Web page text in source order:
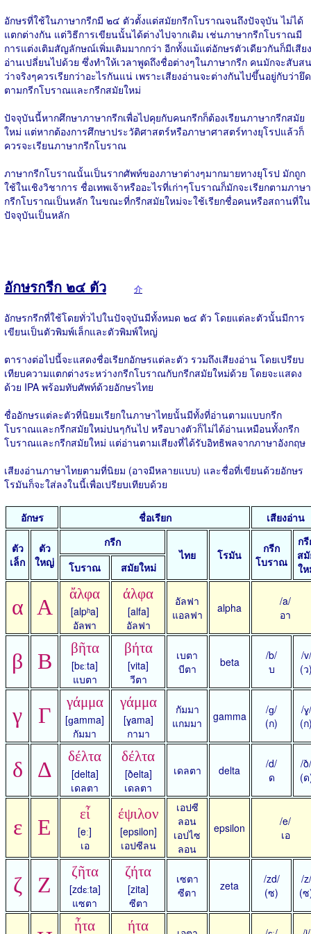
อักษรที่ใช้ในภาษากรีกมี ๒๔ ตัวตั้งแต่สมัยกรีกโบราณจนถึงปัจจุบัน ไม่ได้
แตกต่างกัน แต่วิธีการเขียนนั้นได้ต่างไปจากเดิม เช่นภาษากรีกโบราณมี
การแต่งเติมสัญลักษณ์เพิ่มเติมมากกว่า อีกทั้งแม้แต่อักษรตัวเดียวกันก็มีเสียง
อ่านเปลี่ยนไปด้วย ซึ่งทำให้เวลาพูดถึงชื่อต่างๆในภาษากรีก คนมักจะสับสน
ว่าจริงๆควรเรียกว่าอะไรกันแน่ เพราะเสียงอ่านจะต่างกันไปขึ้นอยู่กับว่ายึด
ตามกรีกโบราณและกรีกสมัยใหม่
ปัจจุบันนี้หากศึกษาภาษากรีกเพื่อไปคุยกับคนกรีกก็ต้องเรียนภาษากรีกสมัย
ใหม่ แต่หากต้องการศึกษาประวัติศาสตร์หรือภาษาศาสตร์ทางยุโรปแล้วก็
ควรจะเรียนภาษากรีกโบราณ
ภาษากรีกโบราณนั้นเป็นรากศัพท์ของภาษาต่างๆมากมายทางยุโรป มักถูก
ใช้ในเชิงวิชาการ ชื่อเทพเจ้าหรืออะไรที่เก่าๆโบราณก็มักจะเรียกตามภาษา
กรีกโบราณเป็นหลัก ในขณะที่กรีกสมัยใหม่จะใช้เรียกชื่อคนหรือสถานที่ใน
ปัจจุบันเป็นหลัก
อักษรกรีก ๒๔ ตัว 介
อักษรกรีกที่ใช้โดยทั่วไปในปัจจุบันมีทั้งหมด ๒๔ ตัว โดยแต่ละตัวนั้นมีการ
เขียนเป็นตัวพิมพ์เล็กและตัวพิมพ์ใหญ่
ตารางต่อไปนี้จะแสดงชื่อเรียกอักษรแต่ละตัว รวมถึงเสียงอ่าน โดยเปรียบ
เทียบความแตกต่างระหว่างกรีกโบราณกับกรีกสมัยใหม่ด้วย โดยจะแสดง
ด้วย IPA พร้อมทับศัพท์ด้วยอักษรไทย
ชื่ออักษรแต่ละตัวที่นิยมเรียกในภาษาไทยนั้นมีทั้งที่อ่านตามแบบกรีก
โบราณและกรีกสมัยใหม่ปนๆกันไป หรือบางตัวก็ไม่ได้อ่านเหมือนทั้งกรีก
โบราณและกรีกสมัยใหม่ แต่อ่านตามเสียงที่ได้รับอิทธิพลจากภาษาอังกฤษ
เสียงอ่านภาษาไทยตามที่นิยม (อาจมีหลายแบบ) และชื่อที่เขียนด้วยอักษร
โรมันก็จะใส่ลงในนี้เพื่อเปรียบเทียบด้วย
อักษร ชื่อเรียก เสียงอ่าน
ตัว
เล็ก
ตัว
ใหญ่
กรีก
ไทย
โรมัน
กรีก
โบราณ
ก
ส
ใ
โบราณ สมัยใหม่
α Α
ἄλφα
[alpʰa]
อัลพา
άλφα
[alfa]
อัลฟา
อัลฟา
แอลฟา
alpha
/a/
อา
β Β
βῆτα
[bɛːta]
แบตา
βήτα
[vita]
วีตา
เบตา
บีตา
beta
/b/
บ
/v/
(
γ Γ
γάμμα
[ɡamma]
กัมมา
γάμμα
[ɣama]
กามา
กัมมา
แกมมา
gamma
/ɡ/
(ก)
/ɣ/
(
δ Δ
δέλτα
[delta]
เดลตา
δέλτα
[ðelta]
เดลตา
เดลตา delta
/d/
ด
/ð/
(
ε Ε
εἶ
[eː]
เอ
έψιλον
[epsilon]
เอปซีลน
เอปซี
ลอน
เอปไซ
ลอน
epsilon
/e/
เอ
ζ Ζ
ζῆτα
[zdɛːta]
แซตา
ζήτα
[zita]
ซีตา
เซตา
ซีตา
zeta
/zd/
(ซ)
/z/
(
ἦτα ήτα